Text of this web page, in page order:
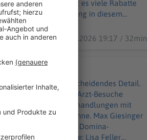
28.07.2026 19:17 / 32min
Röntgen ein entscheidendes Detail.
Feller sind sogar die Arzt-Besuche
nimmt ihre Heilbehandlungen mit
blutet auf der Bühne. Max Giesinger
ist nah dran an einer Domina-